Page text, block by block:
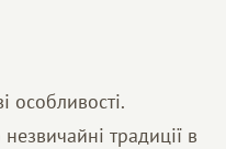
особливості.
традиції в